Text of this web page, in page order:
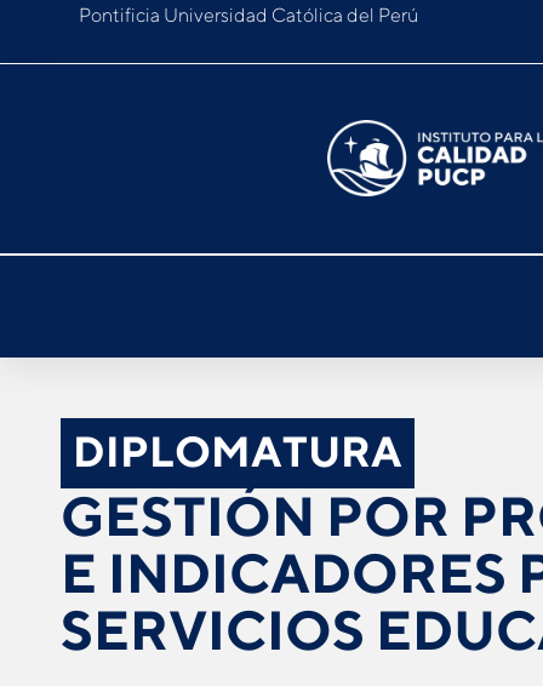
Pontificia Universidad Católica del Perú
DIPLOMATURA
GESTIÓN POR
E INDICADORES
SERVICIOS